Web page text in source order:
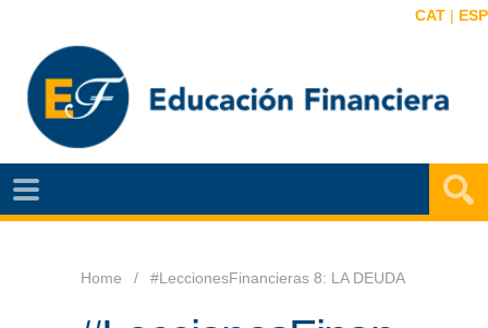
CAT | ESP
NOTÍCIAS
EF
Home #LeccionesFinancieras 8: LA DEUDA